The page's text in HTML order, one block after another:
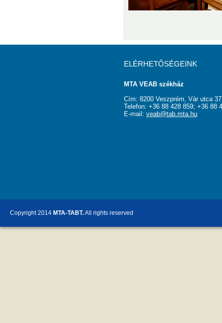
ELÉRHETŐSÉGEINK
MTA VEAB székház
Cím: 8200 Veszprém, Vár utca
Telefon: +36 88 428 859; +36 88
E-mail: veab@tab.mta.hu
Copyright 2014 MTA-TABT.All rights reserved